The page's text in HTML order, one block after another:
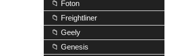
📁 Foton
📁 Freightliner
📁 Geely
📁 Genesis